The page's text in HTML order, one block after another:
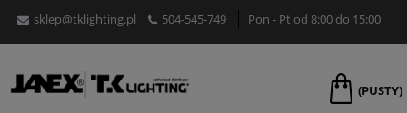
sklep@tklighting.pl 504-545-749 Pon - Pt od 8:00 do 15:00
(PUSTY)
Lampy Cadix